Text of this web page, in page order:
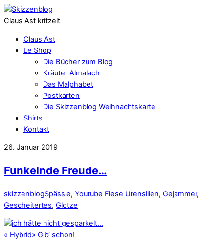
Claus Ast kritzelt
Claus Ast
Le Shop
Die Bücher zum Blog
Kräuter Almalach
Das Malphabet
Postkarten
Die Skizzenblog Weihnachtskarte
Shirts
Kontakt
26. Januar 2019
Funkelnde Freude…
skizzenblogSpässle, Youtube Fiese Utensilien, Gejammer,
Gescheitertes, Glotze
« Hybrid» Gib‘ schon!